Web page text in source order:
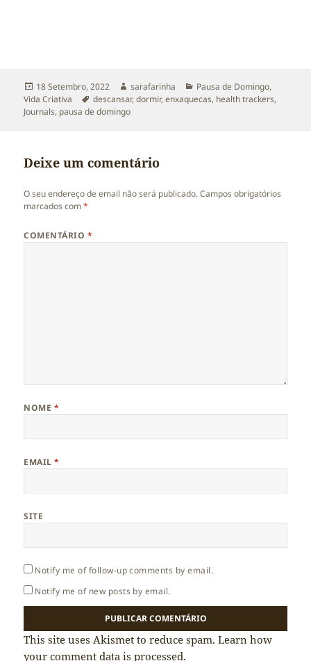
Publicado
a
18 Setembro, 2022 Autor
sarafarinha Categorias
Pausa de Domingo,
Vida Criativa
Etiquetas
descansar,dormir,enxaquecas, health trackers,
Journals, pausa de domingo
Deixe um comentário
O seu endereço de email não será publicado. Campos obrigatórios
marcados com*
COMENTÁRIO *
NOME *
EMAIL*
SITE
Notify me of follow-up comments by email.
Notify me of new posts by email.
This site uses Akismet to reduce spam.Learn how
your comment data is processed.